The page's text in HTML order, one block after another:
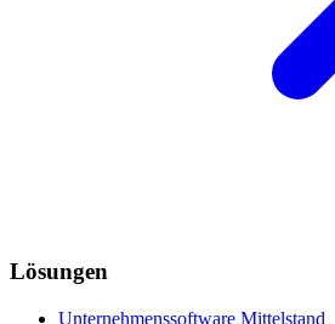
Lösungen
Unternehmenssoftware Mittelstand